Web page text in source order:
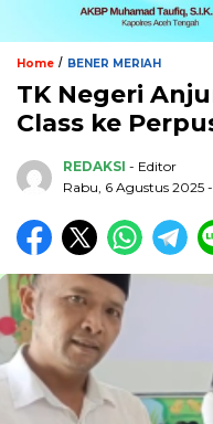
Home / BENER MERIAH
TK Negeri
Class ke
REDAKSI - Editor
Rabu, 6 Agustus 2025 -